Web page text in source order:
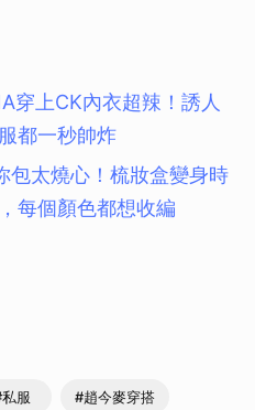
穿上CK內衣超辣！誘人
都一秒帥炸
包太燒心！梳妝盒變身時
每個顏色都想收編
服 #趙今麥穿搭